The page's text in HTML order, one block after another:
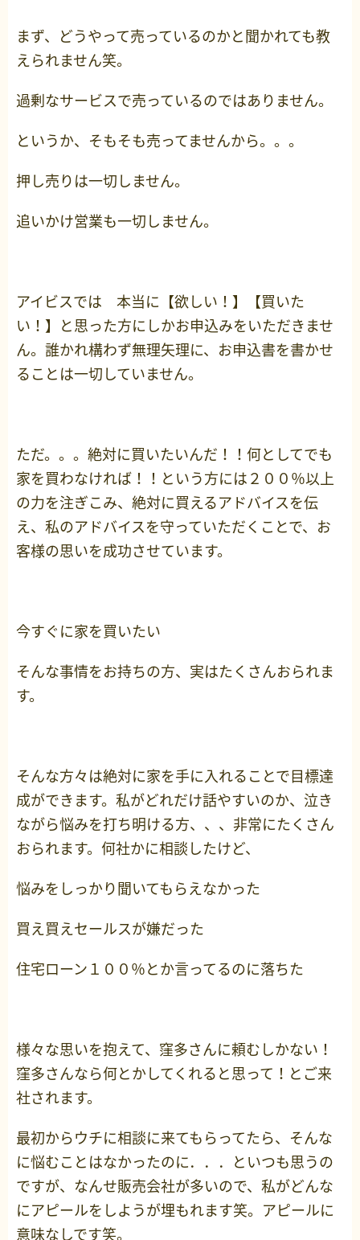
まず、どうやって売っているのかと聞かれても教
えられません笑。
過剰なサービスで売っているのではありません。
というか、そもそも売ってませんから。。。
押し売りは一切しません。
追いかけ営業も一切しません。
アイビスでは 本当に【欲しい！】【買いた
い！】と思った方にしかお申込みをいただきませ
ん。誰かれ構わず無理矢理に、お申込書を書かせ
ることは一切していません。
ただ。。。絶対に買いたいんだ！！何としてでも
家を買わなければ！！という方には２００％以上
の力を注ぎこみ、絶対に買えるアドバイスを伝
え、私のアドバイスを守っていただくことで、お
客様の思いを成功させています。
今すぐに家を買いたい
そんな事情をお持ちの方、実はたくさんおられま
す。
そんな方々は絶対に家を手に入れることで目標達
成ができます。私がどれだけ話やすいのか、泣き
ながら悩みを打ち明ける方、、、非常にたくさん
おられます。何社かに相談したけど、
悩みをしっかり聞いてもらえなかった
買え買えセールスが嫌だった
住宅ローン１００％とか言ってるのに落ちた
様々な思いを抱えて、窪多さんに頼むしかない！
窪多さんなら何とかしてくれると思って！とご来
社されます。
最初からウチに相談に来てもらってたら、そんな
に悩むことはなかったのに．．．といつも思うの
ですが、なんせ販売会社が多いので、私がどんな
にアピールをしようが埋もれます笑。アピールに
意味なしです笑。